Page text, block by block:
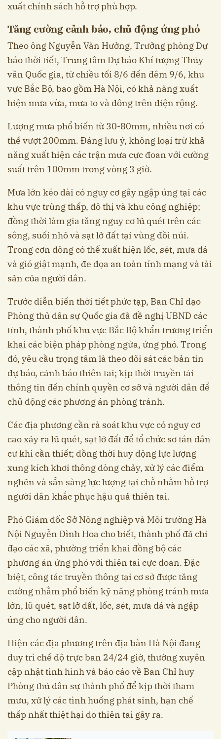
xuất chính sách hỗ trợ phù hợp.
Tăng cường cảnh báo, chủ động ứng phó
Theo ông Nguyễn Văn Hưởng, Trưởng phòng Dự
báo thời tiết, Trung tâm Dự báo Khí tượng Thủy
văn Quốc gia, từ chiều tối 8/6 đến đêm 9/6, khu
vực Bắc Bộ, bao gồm Hà Nội, có khả năng xuất
hiện mưa vừa, mưa to và dông trên diện rộng.
Lượng mưa phổ biến từ 30-80mm, nhiều nơi có
thể vượt 200mm. Đáng lưu ý, không loại trừ khả
năng xuất hiện các trận mưa cực đoan với cường
suất trên 100mm trong vòng 3 giờ.
Mưa lớn kéo dài có nguy cơ gây ngập úng tại các
khu vực trũng thấp, đô thị và khu công nghiệp;
đồng thời làm gia tăng nguy cơ lũ quét trên các
sông, suối nhỏ và sạt lở đất tại vùng đồi núi.
Trong cơn dông có thể xuất hiện lốc, sét, mưa đá
và gió giật mạnh, đe dọa an toàn tính mạng và tài
sản của người dân.
Trước diễn biến thời tiết phức tạp, Ban Chỉ đạo
Phòng thủ dân sự Quốc gia đã đề nghị UBND các
tỉnh, thành phố khu vực Bắc Bộ khẩn trương triển
khai các biện pháp phòng ngừa, ứng phó. Trong
đó, yêu cầu trọng tâm là theo dõi sát các bản tin
dự báo, cảnh báo thiên tai; kịp thời truyền tải
thông tin đến chính quyền cơ sở và người dân để
chủ động các phương án phòng tránh.
Các địa phương cần rà soát khu vực có nguy cơ
cao xảy ra lũ quét, sạt lở đất để tổ chức sơ tán dân
cư khi cần thiết; đồng thời huy động lực lượng
xung kích khơi thông dòng chảy, xử lý các điểm
nghẽn và sẵn sàng lực lượng tại chỗ nhằm hỗ trợ
người dân khắc phục hậu quả thiên tai.
Phó Giám đốc Sở Nông nghiệp và Môi trường Hà
Nội Nguyễn Đình Hoa cho biết, thành phố đã chỉ
đạo các xã, phường triển khai đồng bộ các
phương án ứng phó với thiên tai cực đoan. Đặc
biệt, công tác truyền thông tại cơ sở được tăng
cường nhằm phổ biến kỹ năng phòng tránh mưa
lớn, lũ quét, sạt lở đất, lốc, sét, mưa đá và ngập
úng cho người dân.
Hiện các địa phương trên địa bàn Hà Nội đang
duy trì chế độ trực ban 24/24 giờ, thường xuyên
cập nhật tình hình và báo cáo về Ban Chỉ huy
Phòng thủ dân sự thành phố để kịp thời tham
mưu, xử lý các tình huống phát sinh, hạn chế
thấp nhất thiệt hại do thiên tai gây ra.